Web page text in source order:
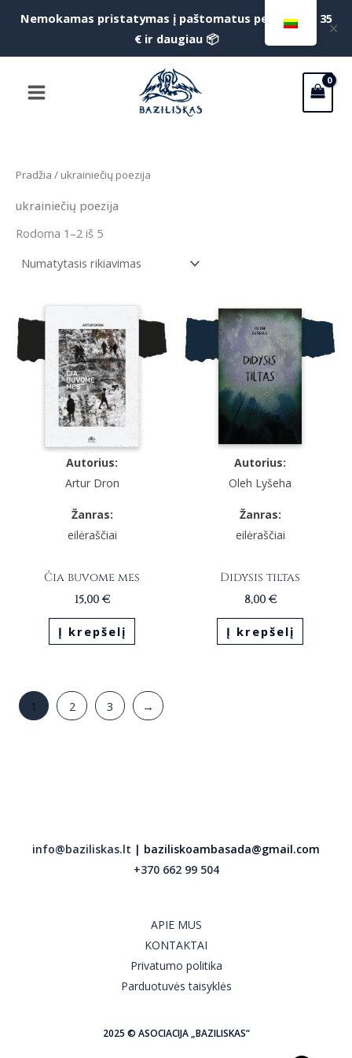
Nemokamas pristatymas į paštomatus perkant už 35
€ ir daugiau 📦
✕
Menu
Pradžia / ukrainiečių poezija
ukrainiečių poezija
Rodoma 1–2 iš 5
Autorius:
Artur Dron
Žanras:
eilėraščiai
Čia buvome mes
15,00 €
Į krepšelį
Autorius:
Oleh Lyšeha
Žanras:
eilėraščiai
Didysis tiltas
8,00 €
Į krepšelį
1 2 3 →
info@baziliskas.lt | baziliskoambasada@gmail.com
+370 662 99 504
APIE MUS
KONTAKTAI
Privatumo politika
Parduotuvės taisyklės
2025 © ASOCIACIJA „BAZILISKAS“